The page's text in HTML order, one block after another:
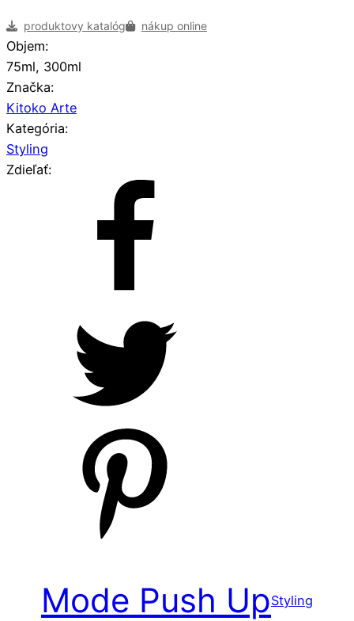
produktovy katalóg nákup online
Objem:
75ml, 300ml
Značka:
Kitoko Arte
Kategória:
Styling
Zdieľať:
Mode Push UpStyling